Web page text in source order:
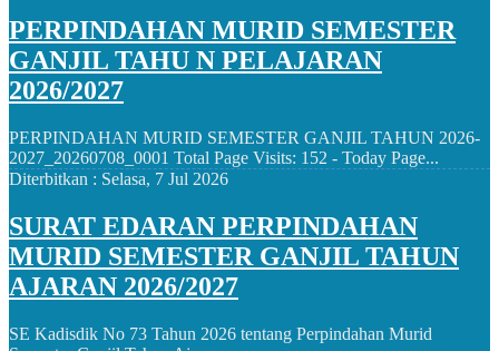
PERPINDAHAN MURID SEMESTER
GANJIL TAHU N PELAJARAN
2026/2027
PERPINDAHAN MURID SEMESTER GANJIL TAHUN 2026-
2027_20260708_0001 Total Page Visits: 152 - Today Page...
Diterbitkan : Selasa, 7 Jul 2026
SURAT EDARAN PERPINDAHAN
MURID SEMESTER GANJIL TAHUN
AJARAN 2026/2027
SE Kadisdik No 73 Tahun 2026 tentang Perpindahan Murid